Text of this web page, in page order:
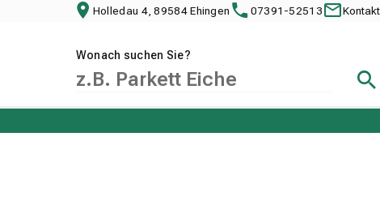
Holledau 4, 89584 Ehingen 07391-52513 Kontakt
Wonach suchen Sie?